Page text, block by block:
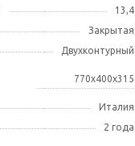
13,4
Закрытая
Двухконтурный
770x400x315
Италия
2 года